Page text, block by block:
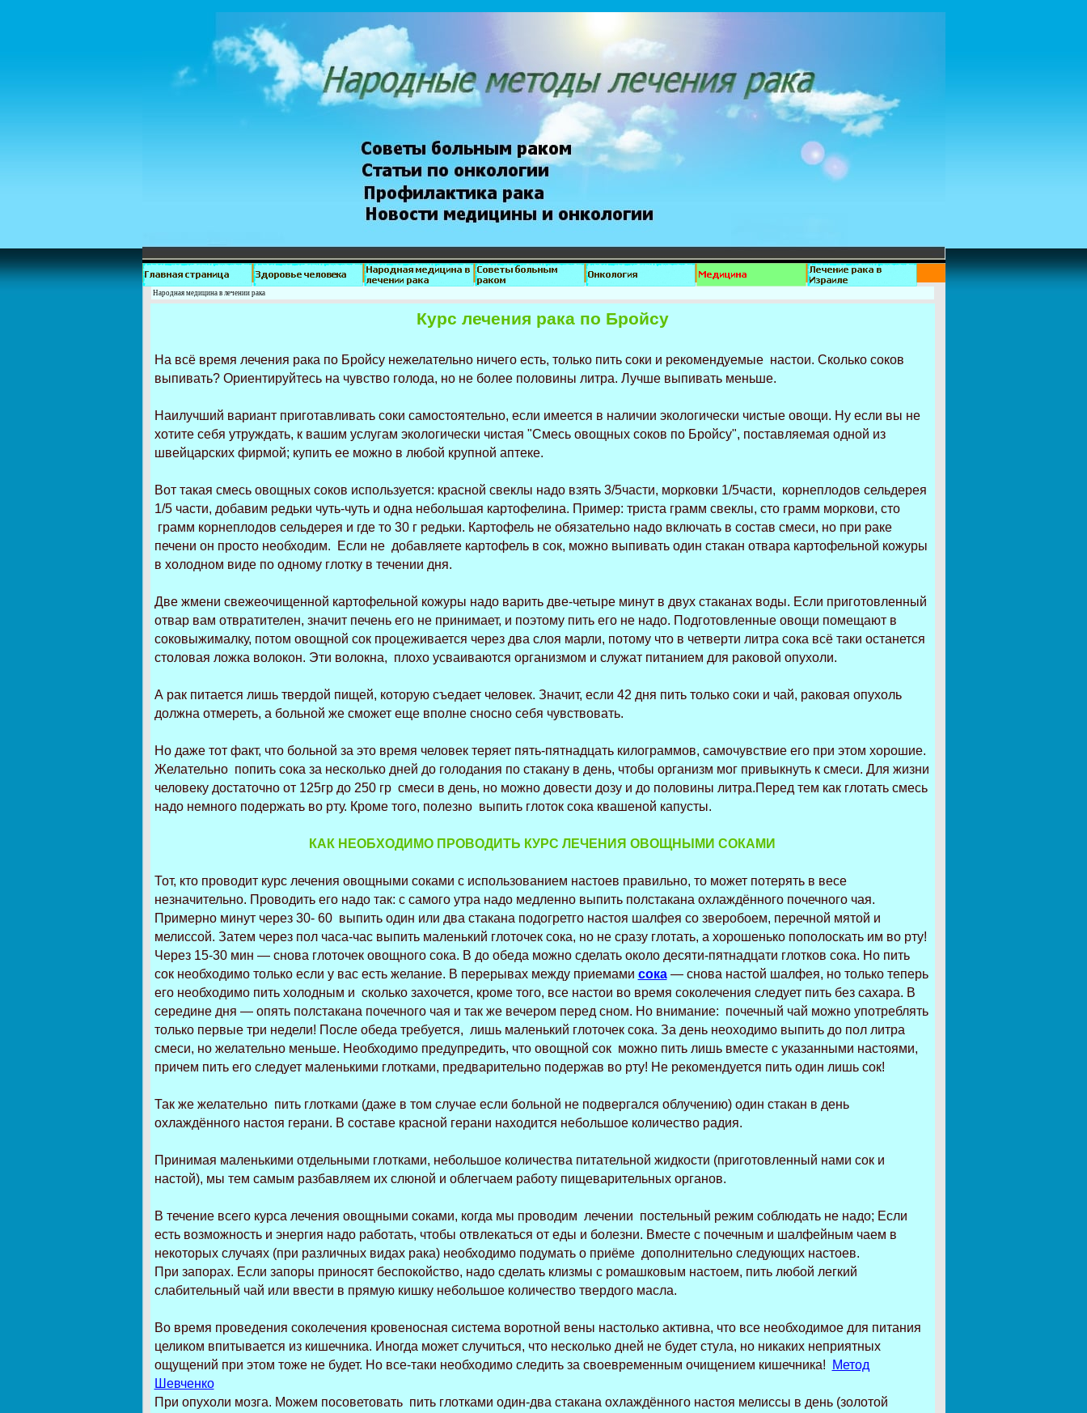
Народная медицина в лечении рака
Курс лечения рака по Бройсу
На всё время лечения рака по Бройсу нежелательно ничего есть, только пить соки и рекомендуемые настои. Сколько соков
выпивать? Ориентируйтесь на чувство голода, но не более половины литра. Лучше выпивать меньше.
Наилучший вариант приготавливать соки самостоятельно, если имеется в наличии экологически чистые овощи. Ну если вы не
хотите себя утруждать, к вашим услугам экологически чистая "Смесь овощных соков по Бройсу", поставляемая одной из
швейцарских фирмой; купить ее можно в любой крупной аптеке.
Вот такая смесь овощных соков используется: красной свеклы надо взять 3/5части, морковки 1/5части, корнеплодов сельдерея
1/5 части, добавим редьки чуть-чуть и одна небольшая картофелина. Пример: триста грамм свеклы, сто грамм моркови, сто
грамм корнеплодов сельдерея и где то 30 г редьки. Картофель не обязательно надо включать в состав смеси, но при раке
печени он просто необходим. Если не добавляете картофель в сок, можно выпивать один стакан отвара картофельной кожуры
в холодном виде по одному глотку в течении дня.
Две жмени свежеочищенной картофельной кожуры надо варить две-четыре минут в двух стаканах воды. Если приготовленный
отвар вам отвратителен, значит печень его не принимает, и поэтому пить его не надо. Подготовленные овощи помещают в
соковыжималку, потом овощной сок процеживается через два слоя марли, потому что в четверти литра сока всё таки останется
столовая ложка волокон. Эти волокна, плохо усваиваются организмом и служат питанием для раковой опухоли.
А рак питается лишь твердой пищей, которую съедает человек. Значит, если 42 дня пить только соки и чай, раковая опухоль
должна отмереть, а больной же сможет еще вполне сносно себя чувствовать.
Но даже тот факт, что больной за это время человек теряет пять-пятнадцать килограммов, самочувствие его при этом хорошие.
Желательно попить сока за несколько дней до голодания по стакану в день, чтобы организм мог привыкнуть к смеси. Для жизни
человеку достаточно от 125гр до 250 гр смеси в день, но можно довести дозу и до половины литра.Перед тем как глотать смесь
надо немного подержать во рту. Кроме того, полезно выпить глоток сока квашеной капусты.
КАК НЕОБХОДИМО ПРОВОДИТЬ КУРС ЛЕЧЕНИЯ ОВОЩНЫМИ СОКАМИ
Тот, кто проводит курс лечения овощными соками с использованием настоев правильно, то может потерять в весе
незначительно. Проводить его надо так: с самого утра надо медленно выпить полстакана охлаждённого почечного чая.
Примерно минут через 30- 60 выпить один или два стакана подогретго настоя шалфея со зверобоем, перечной мятой и
мелиссой. Затем через пол часа-час выпить маленький глоточек сока, но не сразу глотать, а хорошенько пополоскать им во рту!
Через 15-30 мин — снова глоточек овощного сока. В до обеда можно сделать около десяти-пятнадцати глотков сока. Но пить
сок необходимо только если у вас есть желание. В перерывах между приемами сока— снова настой шалфея, но только теперь
его необходимо пить холодным и сколько захочется, кроме того, все настои во время соколечения следует пить без сахара. В
середине дня — опять полстакана почечного чая и так же вечером перед сном. Но внимание: почечный чай можно употреблять
только первые три недели! После обеда требуется, лишь маленький глоточек сока. За день неоходимо выпить до пол литра
смеси, но желательно меньше. Необходимо предупредить, что овощной сок можно пить лишь вместе с указанными настоями,
причем пить его следует маленькими глотками, предварительно подержав во рту! Не рекомендуется пить один лишь сок!
Так же желательно пить глотками (даже в том случае если больной не подвергался облучению) один стакан в день
охлаждённого настоя герани. В составе красной герани находится небольшое количество радия.
Принимая маленькими отдельными глотками, небольшое количества питательной жидкости (приготовленный нами сок и
настой), мы тем самым разбавляем их слюной и облегчаем работу пищеварительных органов.
В течение всего курса лечения овощными соками, когда мы проводим лечении постельный режим соблюдать не надо; Если
есть возможность и энергия надо работать, чтобы отвлекаться от еды и болезни. Вместе с почечным и шалфейным чаем в
некоторых случаях (при различных видах рака) необходимо подумать о приёме дополнительно следующих настоев.
При запорах. Если запоры приносят беспокойство, надо сделать клизмы с ромашковым настоем, пить любой легкий
слабительный чай или ввести в прямую кишку небольшое количество твердого масла.
Во время проведения соколечения кровеносная система воротной вены настолько активна, что все необходимое для питания
целиком впитывается из кишечника. Иногда может случиться, что несколько дней не будет стула, но никаких неприятных
ощущений при этом тоже не будет. Но все-таки необходимо следить за своевременным очищением кишечника!
Метод
Шевченко
При опухоли мозга. Можем посоветовать пить глотками один-два стакана охлаждённого настоя мелиссы в день (золотой